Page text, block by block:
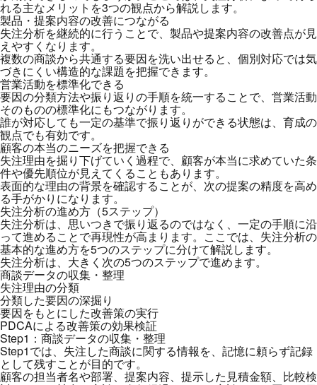
れる主なメリットを3つの観点から解説します。
製品・提案内容の改善につながる
失注分析を継続的に行うことで、製品や提案内容の改善点が見
えやすくなります。
複数の商談から共通する要因を洗い出せると、個別対応では気
づきにくい構造的な課題を把握できます。
営業活動を標準化できる
要因の分類方法や振り返りの手順を統一することで、営業活動
そのものの標準化にもつながります。
誰が対応しても一定の基準で振り返りができる状態は、育成の
観点でも有効です。
顧客の本当のニーズを把握できる
失注理由を掘り下げていく過程で、顧客が本当に求めていた条
件や優先順位が見えてくることもあります。
表面的な理由の背景を確認することが、次の提案の精度を高め
る手がかりになります。
失注分析の進め方（5ステップ）
失注分析は、思いつきで振り返るのではなく、一定の手順に沿
って進めることで再現性が高まります。ここでは、失注分析の
基本的な進め方を5つのステップに分けて解説します。
失注分析は、大きく次の5つのステップで進めます。
商談データの収集・整理
失注理由の分類
分類した要因の深掘り
要因をもとにした改善策の実行
PDCAによる改善策の効果検証
Step1：商談データの収集・整理
Step1では、失注した商談に関する情報を、記憶に頼らず記録
として残すことが目的です。
顧客の担当者名や部署、提案内容、提示した見積金額、比較検